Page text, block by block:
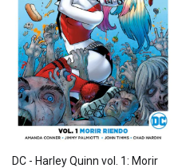
DC - Harley Quinn vol. 1: Morir